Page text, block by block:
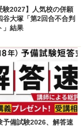
験2027】人気校の併願
大塚「第2回合不合判
」結果
予備試験2026、解答速